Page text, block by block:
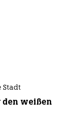
Stadt
den weißen